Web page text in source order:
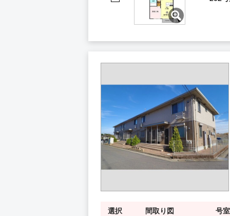
選択 間取り図 号室